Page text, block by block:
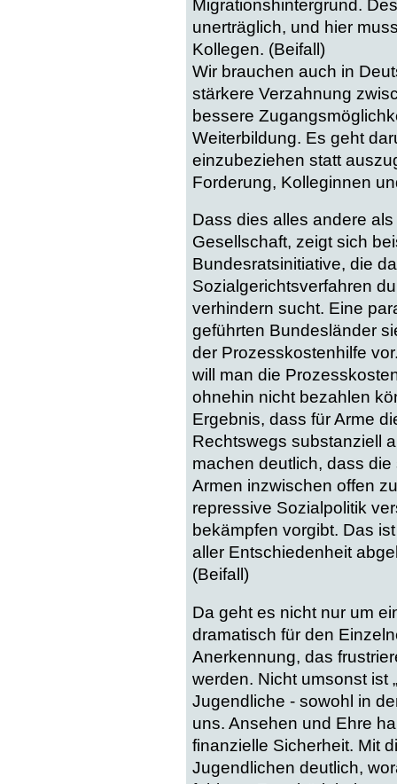
Migrationshintergrund.
unerträglich, und hier
Kollegen. (Beifall)
Wir brauchen auch in
stärkere Verzahnung
bessere
Weiterbildung. Es geht
einzubeziehen statt
Forderung, Kolleginnen
Dass dies alles andere
Gesellschaft, zeigt sich
Bundesratsinitiative, die
Sozialgerichtsverfahren
verhindern sucht. Eine
geführten Bundesländer
der Prozesskostenhilfe
will man die
ohnehin nicht bezahlen
Ergebnis, dass für Arme
Rechtswegs substanziell
machen deutlich, dass
Armen inzwischen offen
repressive Sozialpolitik
bekämpfen vorgibt. Das
aller Entschiedenheit
(Beifall)
Da geht es nicht nur um
dramatisch für den
Anerkennung, das
werden. Nicht umsonst ist
Jugendliche - sowohl in
uns. Ansehen und Ehre
finanzielle Sicherheit. Mit
Jugendlichen deutlich,